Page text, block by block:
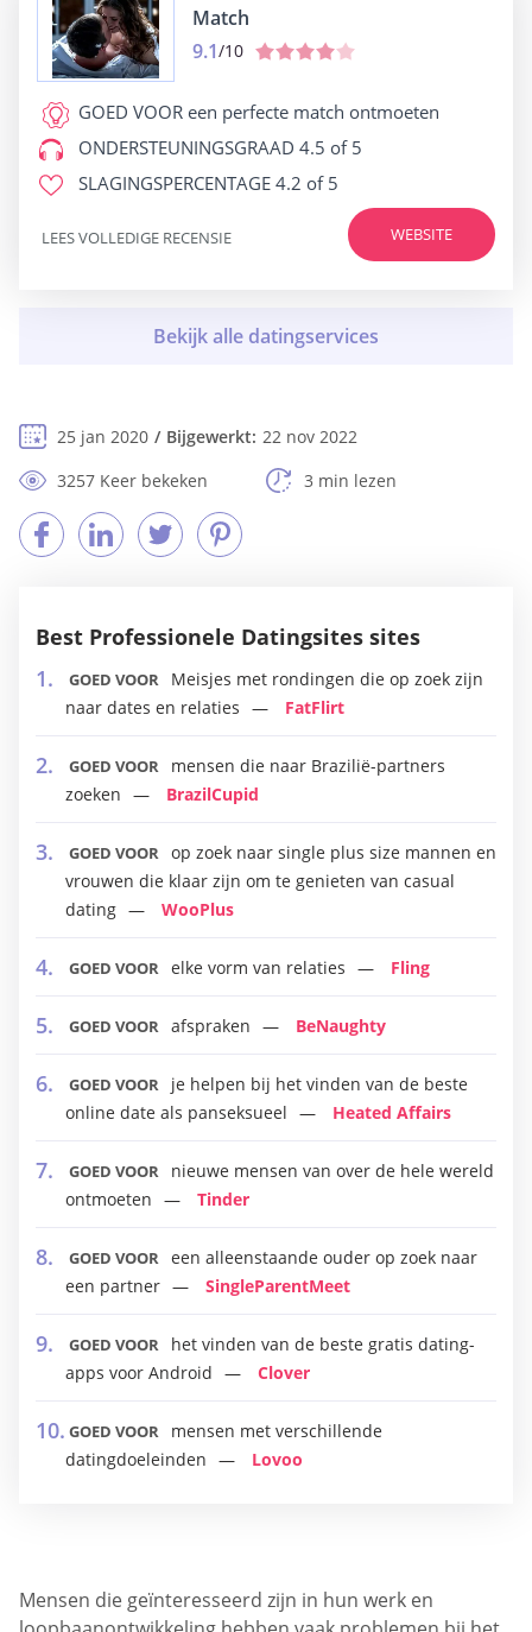
Match
9.1/10
GOED VOOR een perfecte match ontmoeten
ONDERSTEUNINGSGRAAD 4.5 of 5
SLAGINGSPERCENTAGE 4.2 of 5
WEBSITE
LEES VOLLEDIGE RECENSIE
25 jan 2020 Bijgewerkt: 22 nov 2022
3257 Keer bekeken
3 min lezen
Best Professionele Datingsites sites
GOED VOOR
Meisjes met rondingen die op zoek zijn
naar dates en relaties
FatFlirt
GOED VOOR
mensen die naar Brazilië-partners
zoeken
BrazilCupid
GOED VOOR op zoek naar single plus size mannen en
vrouwen die klaar zijn om te genieten van casual
dating
WooPlus
GOED VOOR elke vorm van relaties Fling
GOED VOOR afspraken BeNaughty
GOED VOOR
je helpen bij het vinden van de beste
online date als panseksueel
Heated Affairs
GOED VOOR
nieuwe mensen van over de hele wereld
ontmoeten
Tinder
GOED VOOR een alleenstaande ouder op zoek naar
een partner
SingleParentMeet
GOED VOOR
het vinden van de beste gratis dating-
apps voor Android
Clover
GOED VOOR
mensen met verschillende
datingdoeleinden
Lovoo
Mensen die geïnteresseerd zijn in hun werk en